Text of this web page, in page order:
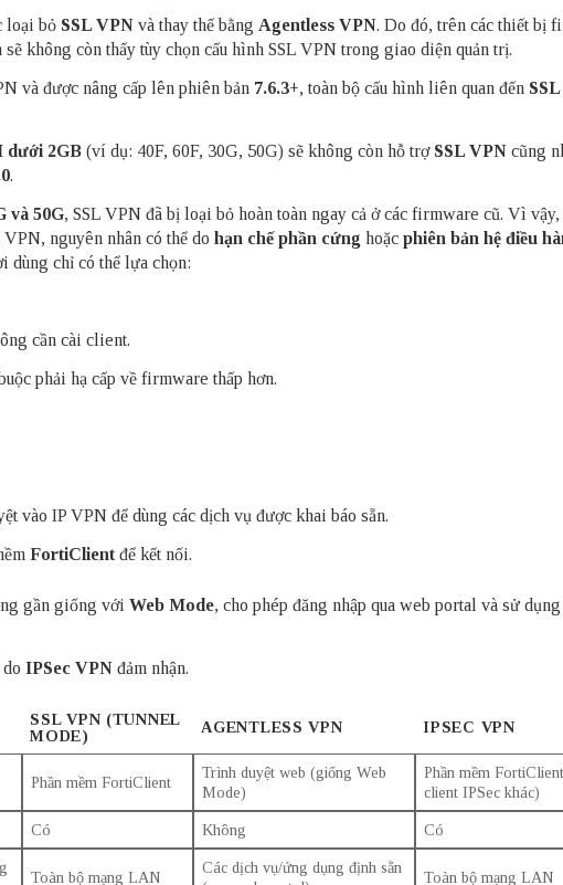
loại bỏ SSL VPN và thay thế bằng Agentless VPN. Do đó, trên các thiết bị
sẽ không còn thấy tùy chọn cấu hình SSL VPN trong giao diện quản trị.
và được nâng cấp lên phiên bản 7.6.3+, toàn bộ cấu hình liên quan đến
dưới 2GB (ví dụ: 40F, 60F, 30G, 50G) sẽ không còn hỗ trợ SSL VPN cũng
.
và 50G, SSL VPN đã bị loại bỏ hoàn toàn ngay cả ở các firmware cũ. Vì vậy,
nguyên nhân có thể do hạn chế phần cứng hoặc phiên bản hệ điều
dùng chỉ có thể lựa chọn:
cần cài client.
phải hạ cấp về firmware thấp hơn.
vào IP VPN để dùng các dịch vụ được khai báo sẵn.
FortiClientđể kết nối.
gần giống với Web Mode, cho phép đăng nhập qua web portal và sử
IPSec VPNđảm nhận.
SSL VPN (TUNNEL
MODE)
AGENTLESS VPN IPSEC VPN
Phần mềm FortiClient
Trình duyệt web (giống Web
Mode)
Phần mềm
client IPSec khác)
Có Không Có
Toàn bộ mạng LAN
Các dịch vụ/ứng dụng định sẵn
Toàn bộ mạng LAN